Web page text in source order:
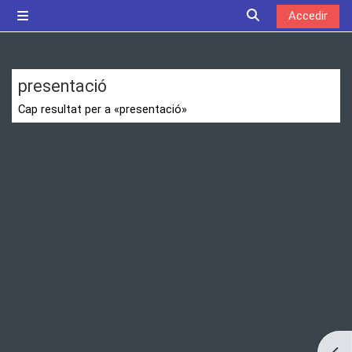
Commuta
Accedir
presentació
Cap resultat per a «presentació»